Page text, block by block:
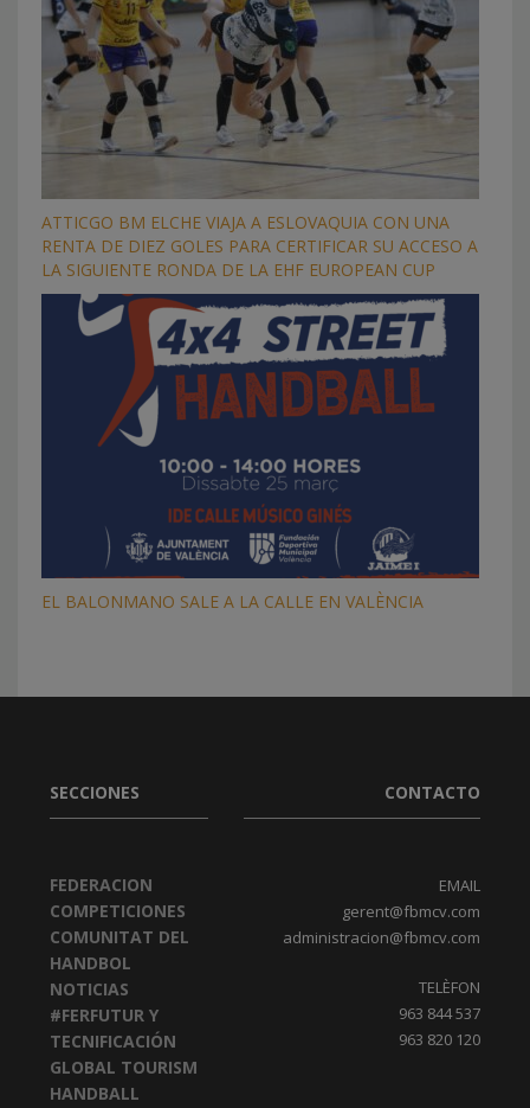
ATTICGO BM ELCHE VIAJA A ESLOVAQUIA CON UNA
RENTA DE DIEZ GOLES PARA CERTIFICAR SU ACCESO A
LA SIGUIENTE RONDA DE LA EHF EUROPEAN CUP
EL BALONMANO SALE A LA CALLE EN VALÈNCIA
SECCIONES
FEDERACION
COMPETICIONES
COMUNITAT DEL
HANDBOL
NOTICIAS
#FERFUTUR Y
TECNIFICACIÓN
GLOBAL TOURISM
HANDBALL
CONTACTO
EMAIL
gerent@fbmcv.com
administracion@fbmcv.com
TELÈFON
963 844 537
963 820 120